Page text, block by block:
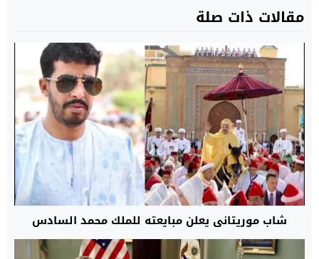
مقالات ذات صلة
شاب موريتاني يعلن مبايعته للملك محمد السادس